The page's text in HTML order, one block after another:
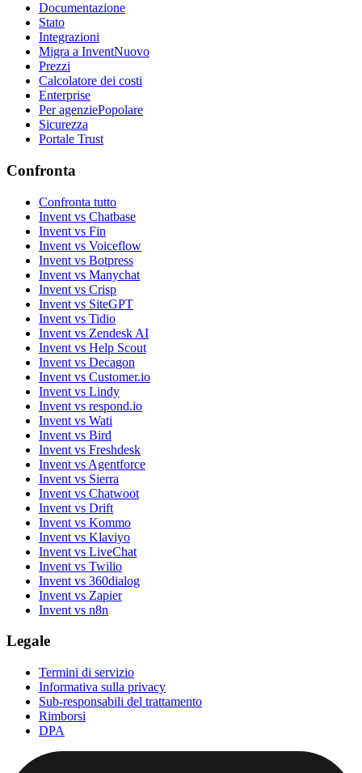
Documentazione
Stato
Integrazioni
Migra a InventNuovo
Prezzi
Calcolatore dei costi
Enterprise
Per agenziePopolare
Sicurezza
Portale Trust
Confronta
Confronta tutto
Invent vs Chatbase
Invent vs Fin
Invent vs Voiceflow
Invent vs Botpress
Invent vs Manychat
Invent vs Crisp
Invent vs SiteGPT
Invent vs Tidio
Invent vs Zendesk AI
Invent vs Help Scout
Invent vs Decagon
Invent vs Customer.io
Invent vs Lindy
Invent vs respond.io
Invent vs Wati
Invent vs Bird
Invent vs Freshdesk
Invent vs Agentforce
Invent vs Sierra
Invent vs Chatwoot
Invent vs Drift
Invent vs Kommo
Invent vs Klaviyo
Invent vs LiveChat
Invent vs Twilio
Invent vs 360dialog
Invent vs Zapier
Invent vs n8n
Legale
Termini di servizio
Informativa sulla privacy
Sub-responsabili del trattamento
Rimborsi
DPA